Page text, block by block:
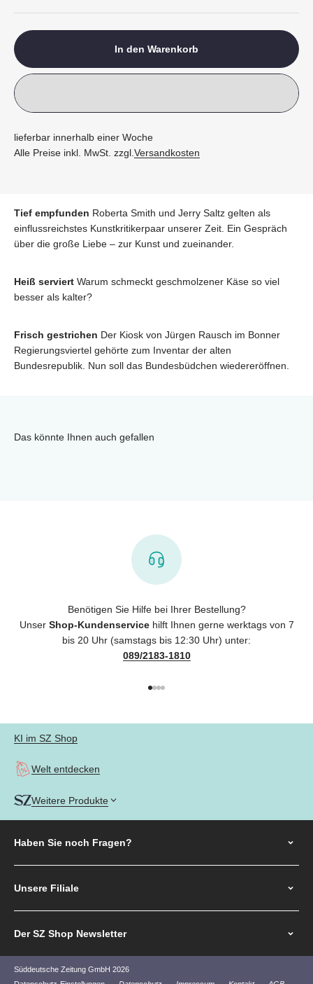
In den Warenkorb
lieferbar innerhalb einer Woche
Alle Preise inkl. MwSt. zzgl.Versandkosten
Tief empfunden Roberta Smith und Jerry Saltz gelten als
einflussreichstes Kunstkritikerpaar unserer Zeit. Ein Gespräch
über die große Liebe – zur Kunst und zueinander.
Heiß serviert Warum schmeckt geschmolzener Käse so viel
besser als kalter?
Frisch gestrichen Der Kiosk von Jürgen Rausch im Bonner
Regierungsviertel gehörte zum Inventar der alten
Bundesrepublik. Nun soll das Bundesbüdchen wiedereröffnen.
Das könnte Ihnen auch gefallen
Benötigen Sie Hilfe bei Ihrer Bestellung?
Unser Shop-Kundenservicehilft Ihnen gerne werktags von 7
bis 20 Uhr (samstags bis 12:30 Uhr) unter:
089/2183-1810
KI im SZ Shop
Welt entdecken
Weitere Produkte
Haben Sie noch Fragen?
Unsere Filiale
Der SZ Shop Newsletter
Süddeutsche Zeitung GmbH 2026